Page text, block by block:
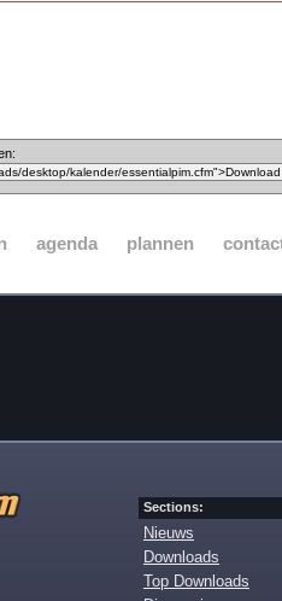
agenda plannen
Sections:
Nieuws
Downloads
Top Downloads